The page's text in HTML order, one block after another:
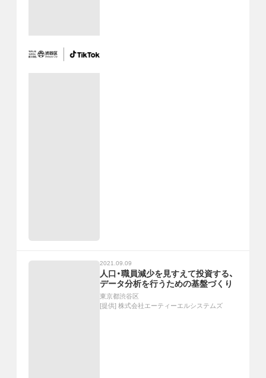
2021.09.09
人口・職員減少を見すえて投資する、
データ分析を行うための基盤づくり
東京都渋谷区
[提供] 株式会社エーティーエルシステムズ